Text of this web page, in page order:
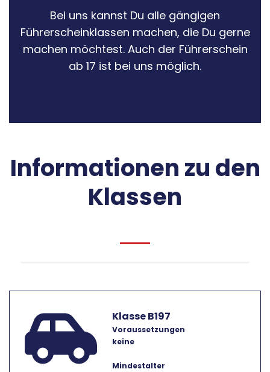
Bei uns kannst Du alle gängigen
Führerscheinklassen machen, die Du gerne
machen möchtest. Auch der Führerschein
ab 17 ist bei uns möglich.
Informationen zu den
Klassen
Klasse B197
Voraussetzungen
keine
Mindestalter